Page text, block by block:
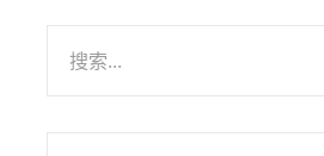
搜索...